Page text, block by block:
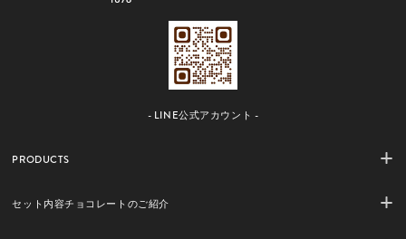
- LINE公式アカウント -
PRODUCTS
セット内容チョコレートのご紹介